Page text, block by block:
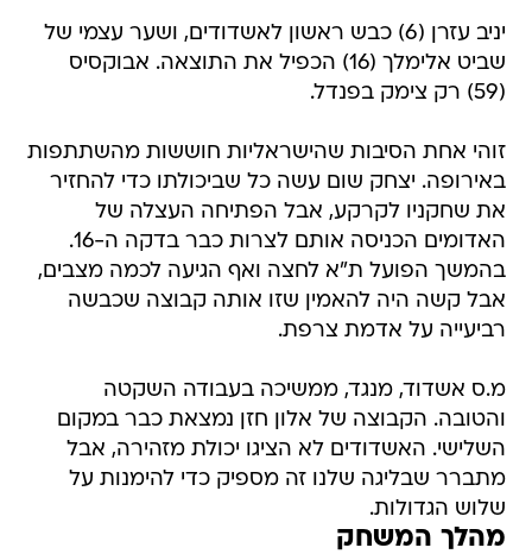
יניב עזרן (6) כבש ראשון לאשדודים, ושער עצמי של
שביט אלימלך (16) הכפיל את התוצאה. אבוקסיס
(59) רק צימק בפנדל.
זוהי אחת הסיבות שהישראליות חוששות מהשתתפות
באירופה. יצחק שום עשה כל שביכולתו כדי להחזיר
את שחקניו לקרקע, אבל הפתיחה העצלה של
האדומים הכניסה אותם לצרות כבר בדקה ה-16.
בהמשך הפועל ת"א לחצה ואף הגיעה לכמה מצבים,
אבל קשה היה להאמין שזו אותה קבוצה שכבשה
רביעייה על אדמת צרפת.
מ.ס אשדוד, מנגד, ממשיכה בעבודה השקטה
והטובה. הקבוצה של אלון חזן נמצאת כבר במקום
השלישי. האשדודים לא הציגו יכולת מזהירה, אבל
מתברר שבליגה שלנו זה מספיק כדי להימנות על
שלוש הגדולות.
מהלך המשחק